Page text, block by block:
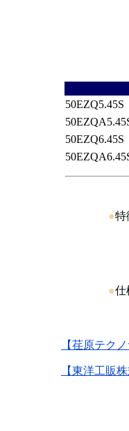
50EZQ5.45S
50EZQ6.45S
●特
●仕
【荏原テク
【東洋工販